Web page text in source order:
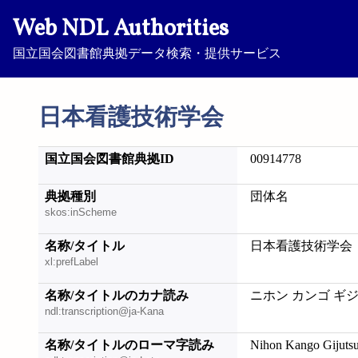
Web NDL Authorities
国立国会図書館典拠データ検索・提供サービス
日本看護技術学会
国立国会図書館典拠ID 00914778
典拠種別
skos:inScheme
団体名
名称/タイトル
xl:prefLabel
日本看護技術学会
名称/タイトルのカナ読み
ndl:transcription@ja-Kana
ニホン カンゴ ギ
名称/タイトルのローマ字読み Nihon Kango